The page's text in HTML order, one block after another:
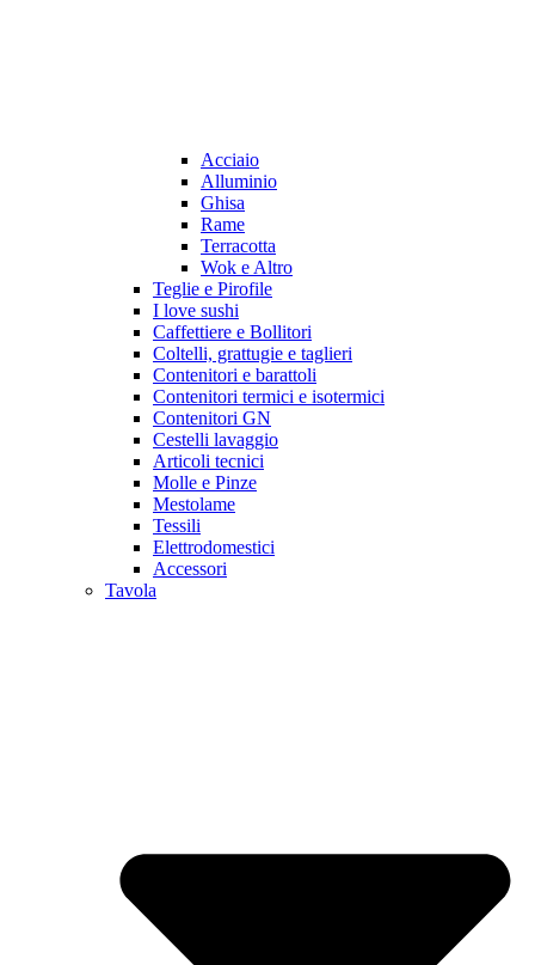
Acciaio
Alluminio
Ghisa
Rame
Terracotta
Wok e Altro
Teglie e Pirofile
I love sushi
Caffettiere e Bollitori
Coltelli, grattugie e taglieri
Contenitori e barattoli
Contenitori termici e isotermici
Contenitori GN
Cestelli lavaggio
Articoli tecnici
Molle e Pinze
Mestolame
Tessili
Elettrodomestici
Accessori
Tavola